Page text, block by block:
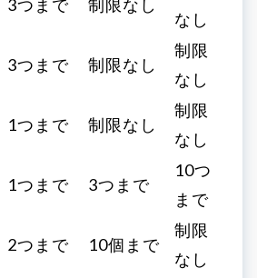
3つまで 制限なし
なし
3つまで 制限なし
制限
なし
1つまで 制限なし
制限
なし
1つまで 3つまで
10つ
まで
2つまで 10個まで
制限
なし